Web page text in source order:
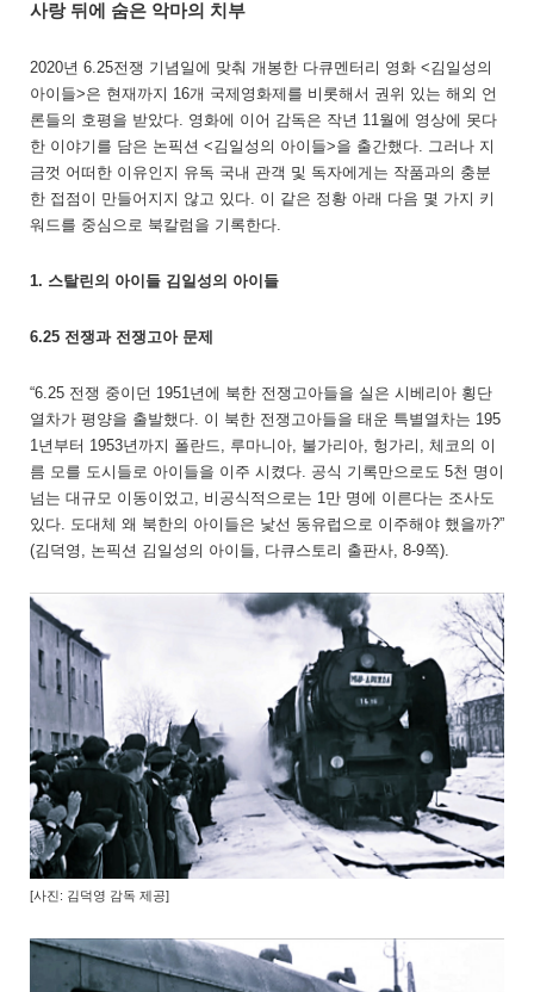
사랑 뒤에 숨은 악마의 치부
2020년 6.25전쟁 기념일에 맞춰 개봉한 다큐멘터리 영화 <김일성의
아이들>은 현재까지 16개 국제영화제를 비롯해서 권위 있는 해외 언
론들의 호평을 받았다. 영화에 이어 감독은 작년 11월에 영상에 못다
한 이야기를 담은 논픽션 <김일성의 아이들>을 출간했다. 그러나 지
금껏 어떠한 이유인지 유독 국내 관객 및 독자에게는 작품과의 충분
한 접점이 만들어지지 않고 있다. 이 같은 정황 아래 다음 몇 가지 키
워드를 중심으로 북칼럼을 기록한다.
1. 스탈린의 아이들 김일성의 아이들
6.25 전쟁과 전쟁고아 문제
“6.25 전쟁 중이던 1951년에 북한 전쟁고아들을 실은 시베리아 횡단
열차가 평양을 출발했다. 이 북한 전쟁고아들을 태운 특별열차는 195
1년부터 1953년까지 폴란드, 루마니아, 불가리아, 헝가리, 체코의 이
름 모를 도시들로 아이들을 이주 시켰다. 공식 기록만으로도 5천 명이
넘는 대규모 이동이었고, 비공식적으로는 1만 명에 이른다는 조사도
있다. 도대체 왜 북한의 아이들은 낯선 동유럽으로 이주해야 했을까?”
(김덕영, 논픽션 김일성의 아이들, 다큐스토리 출판사, 8-9쪽).
[사진: 김덕영 감독 제공]